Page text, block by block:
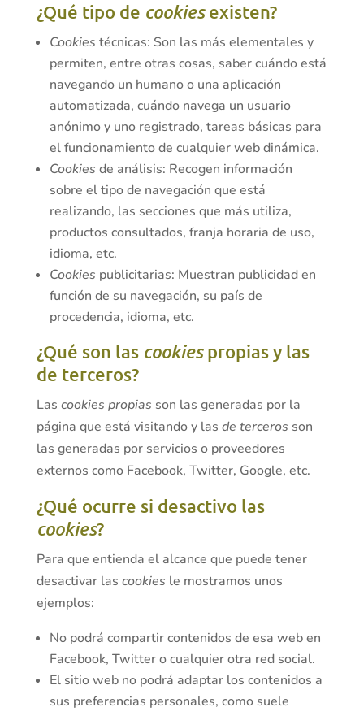
¿Qué tipo de cookiesexisten?
Cookies técnicas: Son las más elementales y
permiten, entre otras cosas, saber cuándo está
navegando un humano o una aplicación
automatizada, cuándo navega un usuario
anónimo y uno registrado, tareas básicas para
el funcionamiento de cualquier web dinámica.
Cookies de análisis: Recogen información
sobre el tipo de navegación que está
realizando, las secciones que más utiliza,
productos consultados, franja horaria de uso,
idioma, etc.
Cookies publicitarias: Muestran publicidad en
función de su navegación, su país de
procedencia, idioma, etc.
¿Qué son las cookiespropias y las
de terceros?
Las cookies propias son las generadas por la
página que está visitando y las de terceros son
las generadas por servicios o proveedores
externos como Facebook, Twitter, Google, etc.
¿Qué ocurre si desactivo las
cookies?
Para que entienda el alcance que puede tener
desactivar las cookies le mostramos unos
ejemplos:
No podrá compartir contenidos de esa web en
Facebook, Twitter o cualquier otra red social.
El sitio web no podrá adaptar los contenidos a
sus preferencias personales, como suele